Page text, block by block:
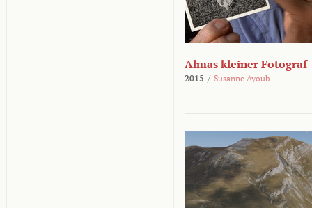
Almas kleiner Fotograf
2015 / Susanne Ayoub